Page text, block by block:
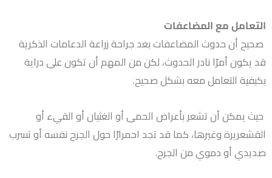
التعامل مع المضاعفات
صحيح أن حدوث المضاعفات بعد جراحة زراعة الدعامات الذكرية
قد يكون أمرًا نادر الحدوث، لكن من المهم أن تكون على دراية
بكيفية التعامل معه بشكل صحيح.
حيث يمكن أن تشعر بأعراض الحمى أو الغثيان أو القيء أو
القشعريرة وغيرها، كما قد تجد احمرارًا حول الجرح نفسه أو تسرب
صديدي أو دموي من الجرح.